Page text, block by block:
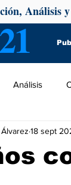
Análisis
Análisis
18 sept